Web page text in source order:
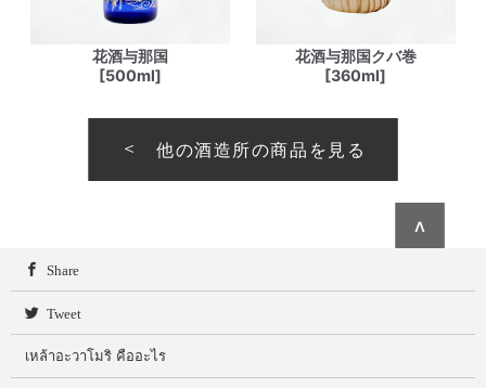
花酒与那国
[500ml]
花酒与那国クバ巻
[360ml]
他の酒造所の商品を見る
∧
Share
Tweet
เหล้าอะวาโมริ คืออะไร